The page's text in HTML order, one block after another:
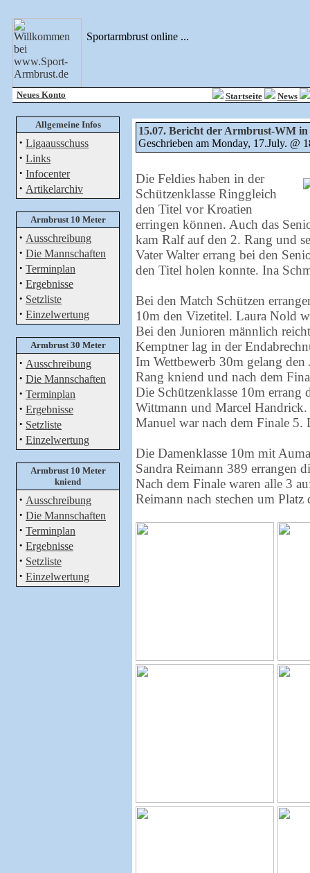
Sportarmbrust online ...
Neues Konto Startseite News
Allgemeine Infos
· Ligaausschuss
· Links
· Infocenter
· Artikelarchiv
Armbrust 10 Meter
· Ausschreibung
· Die Mannschaften
· Terminplan
· Ergebnisse
· Setzliste
· Einzelwertung
Armbrust 30 Meter
· Ausschreibung
· Die Mannschaften
· Terminplan
· Ergebnisse
· Setzliste
· Einzelwertung
Armbrust 10 Meter
kniend
· Ausschreibung
· Die Mannschaften
· Terminplan
· Ergebnisse
· Setzliste
· Einzelwertung
15.07. Bericht der Armbrust-WM
Geschrieben am Monday, 17.July. @
Die Feldies haben in der
Schützenklasse Ringgleich
den Titel vor Kroatien
erringen können. Auch das
kam Ralf auf den 2. Rang und
Vater Walter errang bei den
den Titel holen konnte. Ina
Bei den Match Schützen
10m den Vizetitel. Laura Nold
Bei den Junioren männlich
Kemptner lag in der
Im Wettbewerb 30m gelang
Rang kniend und nach dem
Die Schützenklasse 10m
Wittmann und Marcel Handrick.
Manuel war nach dem Finale
Die Damenklasse 10m mit
Sandra Reimann 389 errangen
Nach dem Finale waren alle 3
Reimann nach stechen um Platz